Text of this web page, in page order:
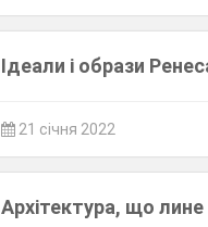
Ідеали і образи
21 січня 2022
Архітектура, що